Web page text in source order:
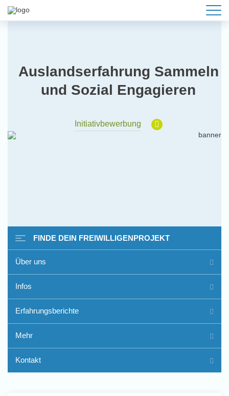
Auslandserfahrung Sammeln
und Sozial Engagieren
Initiativbewerbung
Freiwilligenarbeit im Ausland
- Erfahrungsberichte
FINDE DEIN FREIWILLIGENPROJEKT
Über uns
Infos
Erfahrungsberichte
Mehr
Kontakt